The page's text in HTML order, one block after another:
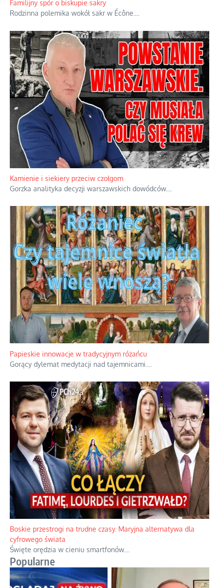
powstania nie zrobili, jest...
Familijny spór o biskupie sakry
Rodzinna polemika wokół sakr w Écône.
Kamienie i siekiery przeciw czołgom
Gorzka analityka decyzji warszawskich dowódców.
Papieskie innowacje w tradycyjnym różańcu
Gorący dylemat medytacji nad tajemnicami....